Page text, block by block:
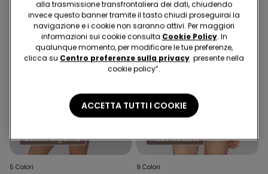
Cotone Organico
5 Colori
Pizzo Riciclato
9 Colori
alla trasmissione transfrontaliera dei dati, chiudendo
invece questo banner tramite il tasto chiudi proseguirai la
navigazione e i cookie non saranno attivi. Per maggiori
informazioni sui cookie consulta Cookie Policy. In
qualunque momento, per modificare le tue preferenze,
clicca su Centro preferenze sulla privacy presente nella
cookie policy”.
ACCETTA TUTTI I COOKIE